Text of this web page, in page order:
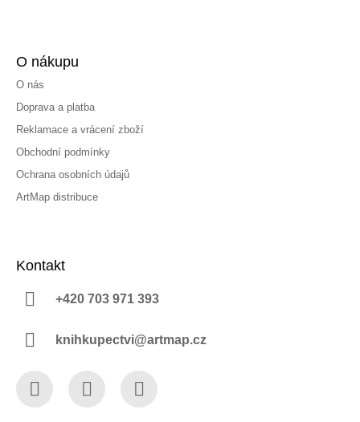
O nákupu
O nás
Doprava a platba
Reklamace a vrácení zboží
Obchodní podmínky
Ochrana osobních údajů
ArtMap distribuce
Kontakt
+420 703 971 393
knihkupectvi@artmap.cz